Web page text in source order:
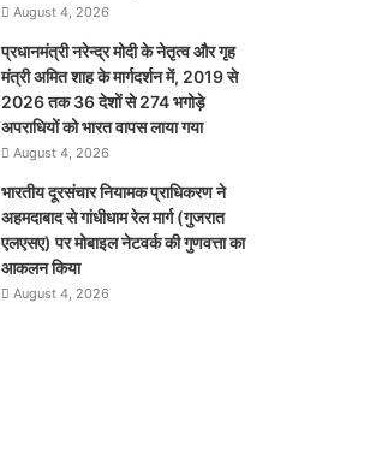
August 4, 2026
प्रधानमंत्री नरेन्द्र मोदी के नेतृत्व और गृह
मंत्री अमित शाह के मार्गदर्शन में, 2019 से
2026 तक 36 देशों से 274 भगोड़े
अपराधियों को भारत वापस लाया गया
August 4, 2026
भारतीय दूरसंचार नियामक प्राधिकरण ने
अहमदाबाद से गांधीधाम रेल मार्ग (गुजरात
एलएसए) पर मोबाइल नेटवर्क की गुणवत्ता का
आकलन किया
August 4, 2026